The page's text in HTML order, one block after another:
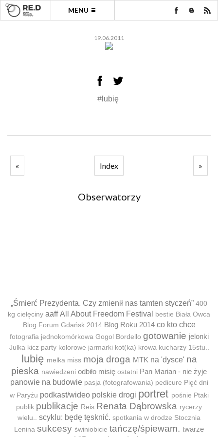
MENU
19.06.2011
#lubię
« Index »
Obserwatorzy
„Śmierć Prezydenta. Czy zmienił nas tamten styczeń” 400
kg cielęciny aaff All About Freedom Festival bestie Biała Owca
Blog Forum Gdańsk 2014 Blog Roku 2014 co kto chce
fotografia jednokomórkowa Gogol Bordello gotowanie jelonki
Julka kicz party kolorowe jarmarki kot(ka) krowa kucharzy 15stu..
lubię melka miss moja droga MTK na 'dysce' na
pieska nawiedzeni odbiło misię ostatni Pan Marian - nie żyje
panowie na budowie pasja (fotografowania) pedicure Pięć dni
w Paryżu podkast/wideo polskie drogi portret pośnie Ptaki
publik publikacje Reis Renata Dąbrowska rycerzy
wielu.. scyklu: będę tęsknić. spotkania w drodze Stocznia
Lenina sukcesy świniobicie tańczę/śpiewam. twarze